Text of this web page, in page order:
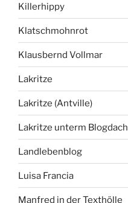
Killerhippy
Klatschmohnrot
Klausbernd Vollmar
Lakritze
Lakritze (Antville)
Lakritze unterm Blogdach
Landlebenblog
Luisa Francia
Manfred in der Texthölle